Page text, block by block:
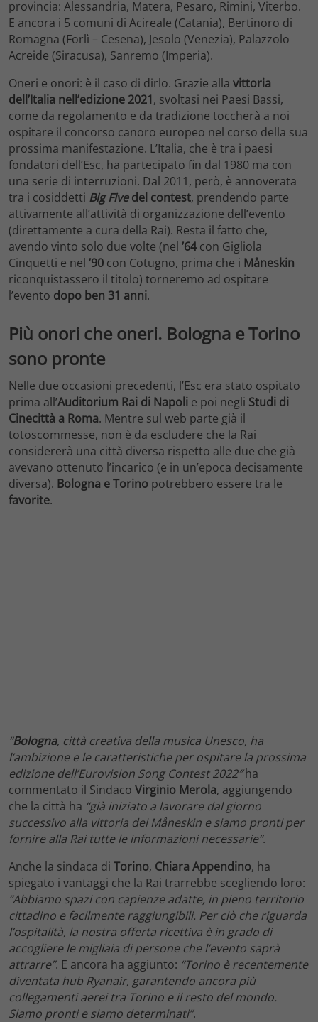
provincia: Alessandria, Matera, Pesaro, Rimini, Viterbo.
E ancora i 5 comuni di Acireale (Catania), Bertinoro di
Romagna (Forlì – Cesena), Jesolo (Venezia), Palazzolo
Acreide (Siracusa), Sanremo (Imperia).
Oneri e onori: è il caso di dirlo. Grazie alla vittoria
dell’Italia nell’edizione 2021, svoltasi nei Paesi Bassi,
come da regolamento e da tradizione toccherà a noi
ospitare il concorso canoro europeo nel corso della sua
prossima manifestazione. L’Italia, che è tra i paesi
fondatori dell’Esc, ha partecipato fin dal 1980 ma con
una serie di interruzioni. Dal 2011, però, è annoverata
tra i cosiddetti Big Fivedel contest, prendendo parte
attivamente all’attività di organizzazione dell’evento
(direttamente a cura della Rai). Resta il fatto che,
avendo vinto solo due volte (nel ’64con Gigliola
Cinquetti e nel ’90 con Cotugno, prima che i Måneskin
riconquistassero il titolo) torneremo ad ospitare
l’evento dopo ben 31 anni.
Più onori che oneri. Bologna e Torino
sono pronte
Nelle due occasioni precedenti, l’Esc era stato ospitato
prima all’Auditorium Rai di Napoli e poi negli Studi di
Cinecittà a Roma. Mentre sul web parte già il
totoscommesse, non è da escludere che la Rai
considererà una città diversa rispetto alle due che già
avevano ottenuto l’incarico (e in un’epoca decisamente
diversa). Bologna e Torino potrebbero essere tra le
favorite.
“Bologna, città creativa della musica Unesco, ha
l’ambizione e le caratteristiche per ospitare la prossima
edizione dell’Eurovision Song Contest 2022″ha
commentato il Sindaco Virginio Merola, aggiungendo
che la città ha “già iniziato a lavorare dal giorno
successivo alla vittoria dei Måneskin e siamo pronti per
fornire alla Rai tutte le informazioni necessarie”.
Anche la sindaca di Torino, Chiara Appendino, ha
spiegato i vantaggi che la Rai trarrebbe scegliendo loro:
“Abbiamo spazi con capienze adatte, in pieno territorio
cittadino e facilmente raggiungibili. Per ciò che riguarda
l’ospitalità, la nostra offerta ricettiva è in grado di
accogliere le migliaia di persone che l’evento saprà
attrarre”. E ancora ha aggiunto: “Torino è recentemente
diventata hub Ryanair, garantendo ancora più
collegamenti aerei tra Torino e il resto del mondo.
Siamo pronti e siamo determinati”.